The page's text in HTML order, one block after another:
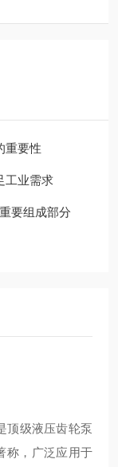
重要性
工业需求
要组成部分
顶级液压齿轮泵
称，广泛应用于